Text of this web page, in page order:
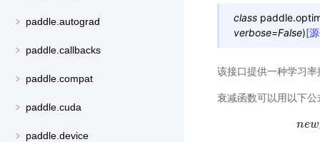
paddle.autograd
paddle.callbacks
paddle.compat
paddle.cuda
paddle.device
class
verbose=False)[
该接口提供一种学习
衰减函数可以用以下公
new